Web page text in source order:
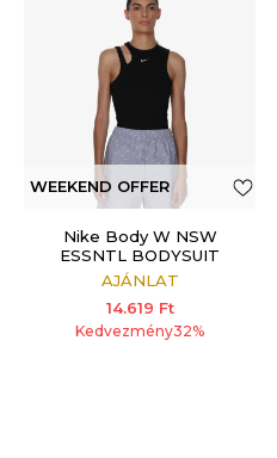
WEEKEND OFFER
ADDITIONAL 15%
Nike Body W NSW
ESSNTL BODYSUIT
TANK
AJÁNLAT
14.619 Ft
Kedvezmény32%